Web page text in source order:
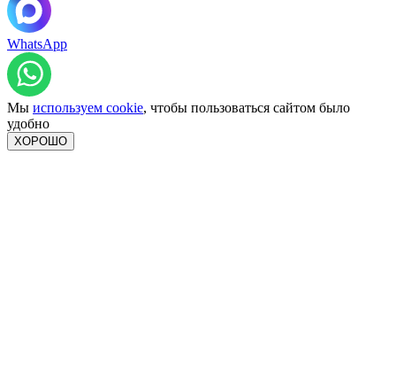
WhatsApp
Мы используем cookie, чтобы пользоваться сайтом было
удобно
ХОРОШО